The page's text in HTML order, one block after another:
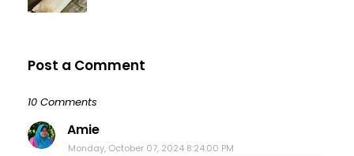
Post a Comment
10 Comments
Amie
Monday, October 07, 2024 8:24:00 PM